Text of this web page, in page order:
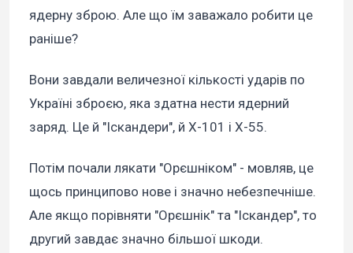
ядерну зброю. Але що їм заважало робити це
раніше?
Вони завдали величезної кількості ударів по
Україні зброєю, яка здатна нести ядерний
заряд. Це й "Іскандери", й Х-101 і Х-55.
Потім почали лякати "Орєшніком" - мовляв, це
щось принципово нове і значно небезпечніше.
Але якщо порівняти "Орєшнік" та "Іскандер", то
другий завдає значно більшої шкоди.